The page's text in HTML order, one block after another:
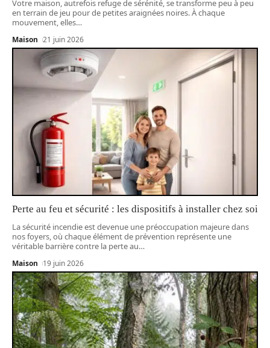
Votre maison, autrefois refuge de sérénité, se transforme peu à peu
en terrain de jeu pour de petites araignées noires. À chaque
mouvement, elles…
Maison 21 juin 2026
Perte au feu et sécurité : les dispositifs à installer chez soi
La sécurité incendie est devenue une préoccupation majeure dans
nos foyers, où chaque élément de prévention représente une
véritable barrière contre la perte au…
Maison 19 juin 2026